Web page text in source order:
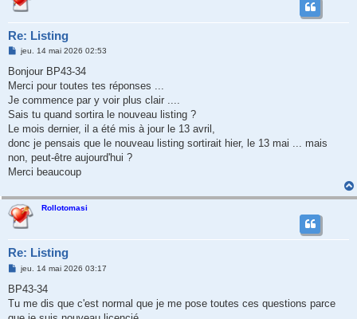
Re: Listing
M
s
a
g
jeu. 14 mai 2026 02:53
Bonjour BP43-34
Merci pour toutes tes réponses ...
Je commence par y voir plus clair ....
Sais tu quand sortira le nouveau listing ?
Le mois dernier, il a été mis à jour le 13 avril,
donc je pensais que le nouveau listing sortirait hier, le 13 mai ... mais
non, peut-être aujourd'hui ?
Merci beaucoup
Rollotomasi
Re: Listing
M
s
a
g
jeu. 14 mai 2026 03:17
BP43-34
Tu me dis que c'est normal que je me pose toutes ces questions parce